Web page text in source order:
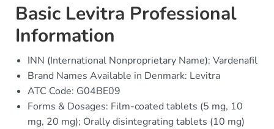
Basic Levitra Professional
Information
INN (International Nonproprietary Name): Vardenafil
Brand Names Available in Denmark: Levitra
ATC Code: G04BE09
Forms & Dosages: Film-coated tablets (5 mg, 10
mg, 20 mg); Orally disintegrating tablets (10 mg)